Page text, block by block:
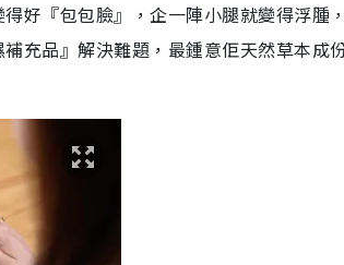
好『包包臉』，企一陣小腿就變得浮腫
充品』解決難題，最鍾意佢天然草本成